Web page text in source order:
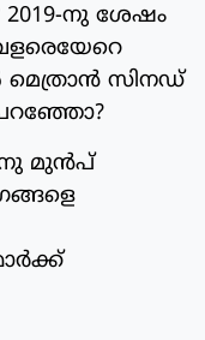
2019-നു ശേഷം
സിനഡ്
മുന്‍പ്